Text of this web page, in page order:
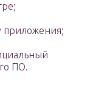
приложения;
ПО.